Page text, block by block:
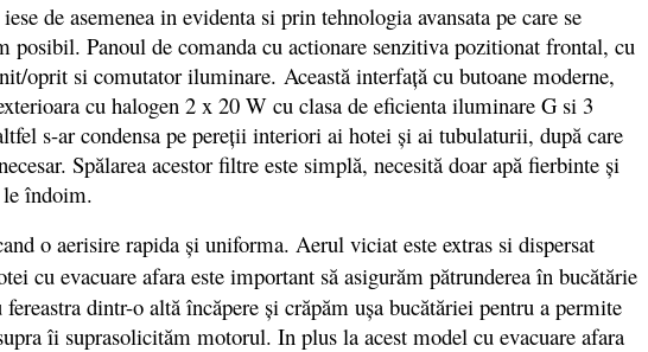
de asemenea in evidenta si prin tehnologia avansata pe care se
Panoul de comanda cu actionare senzitiva pozitionat frontal, cu
oprit si comutator iluminare. Această interfaţă cu butoane moderne,
cu halogen 2 x 20 W cu clasa de eficienta iluminare G si 3
s-ar condensa pe pereţii interiori ai hotei şi ai tubulaturii, după care
Spălarea acestor filtre este simplă, necesită doar apă fierbinte şi
le îndoim.
o aerisire rapida şi uniforma. Aerul viciat este extras si dispersat
evacuare afara este important să asigurăm pătrunderea în bucătărie
dintr-o altă încăpere şi crăpăm uşa bucătăriei pentru a permite
îi suprasolicităm motorul. In plus la acest model cu evacuare afara